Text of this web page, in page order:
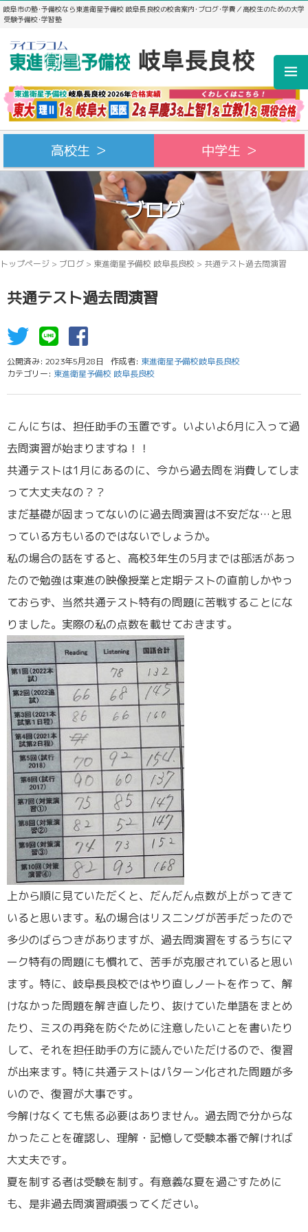
岐阜市の塾･予備校なら東進衛星予備校 岐阜長良校の校舎案内･ブログ･学費／高校生のための大学
受験予備校･学習塾
高校生 ＞ 中学生 ＞
ブログ
トップページ > ブログ > 東進衛星予備校 岐阜長良校 > 共通テスト過去問演習
共通テスト過去問演習
公開済み: 2023年5月28日 作成者: 東進衛星予備校岐阜長良校
カテゴリー: 東進衛星予備校 岐阜長良校
こんにちは、担任助手の玉置です。いよいよ6月に入って過
去問演習が始まりますね！！
共通テストは1月にあるのに、今から過去問を消費してしま
って大丈夫なの？？
まだ基礎が固まってないのに過去問演習は不安だな…と思
っている方もいるのではないでしょうか。
私の場合の話をすると、高校3年生の5月までは部活があっ
たので勉強は東進の映像授業と定期テストの直前しかやっ
ておらず、当然共通テスト特有の問題に苦戦することにな
りました。実際の私の点数を載せておきます。
上から順に見ていただくと、だんだん点数が上がってきて
いると思います。私の場合はリスニングが苦手だったので
多少のばらつきがありますが、過去問演習をするうちにマ
ーク特有の問題にも慣れて、苦手が克服されていると思い
ます。特に、岐阜長良校ではやり直しノートを作って、解
けなかった問題を解き直したり、抜けていた単語をまとめ
たり、ミスの再発を防ぐために注意したいことを書いたり
して、それを担任助手の方に読んでいただけるので、復習
が出来ます。特に共通テストはパターン化された問題が多
いので、復習が大事です。
今解けなくても焦る必要はありません。過去問で分からな
かったことを確認し、理解・記憶して受験本番で解ければ
大丈夫です。
夏を制する者は受験を制す。有意義な夏を過ごすために
も、是非過去問演習頑張ってください。